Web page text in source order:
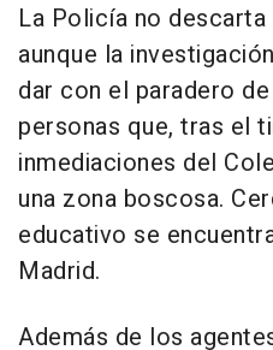
La Policía no
aunque la
dar con el paradero
personas que, tras el
inmediaciones del
una zona boscosa.
educativo se
Madrid.
Además de los